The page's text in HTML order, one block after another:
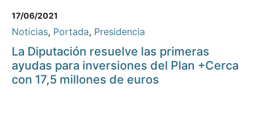
17/06/2021
Noticias, Portada, Presidencia
La Diputación resuelve las primeras
ayudas para inversiones del Plan +Cerca
con 17,5 millones de euros